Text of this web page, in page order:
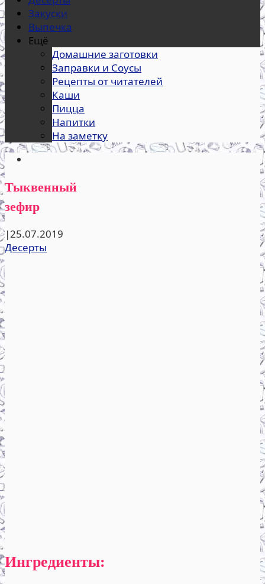
Закуски
Выпечка
Ещё
Домашние заготовки
Заправки и Соусы
Рецепты от читателей
Каши
Пицца
Напитки
На заметку
Тыквенный
зефир
|25.07.2019
Десерты
Ингредиенты: